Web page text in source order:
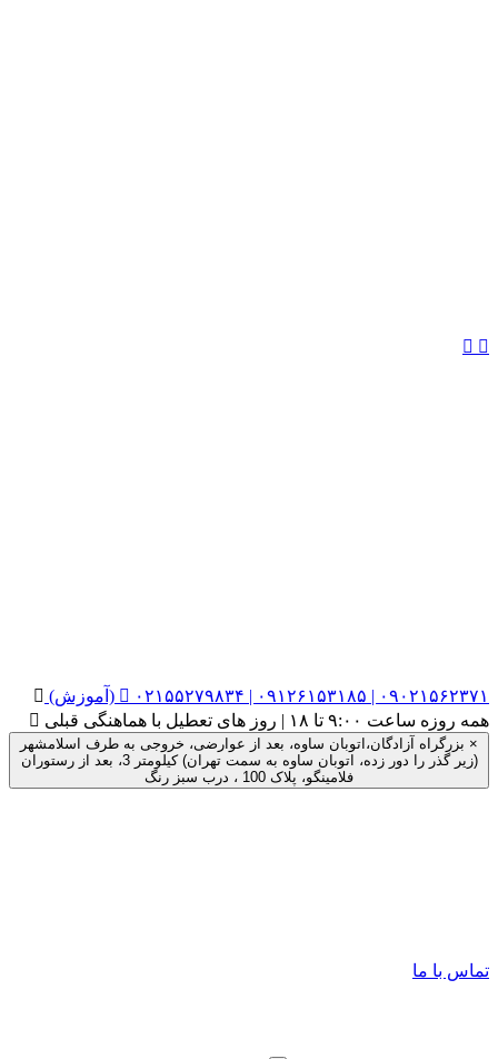
 
 ۰۲۱۵۵۲۷۹۸۳۴ | ۰۹۱۲۶۱۵۳۱۸۵ | ۰۹۰۲۱۵۶۲۳۷۱ (آموزش)

همه روزه ساعت ۹:۰۰ تا ۱۸ | روز های تعطیل با هماهنگی قبلی

× بزرگراه آزادگان،اتوبان ساوه، بعد از عوارضی، خروجی به طرف اسلامشهر
(زیر گذر را دور زده، اتوبان ساوه به سمت تهران) کیلومتر 3، بعد از رستوران
فلامینگو، پلاک 100 ، درب سبز رنگ
تماس با ما